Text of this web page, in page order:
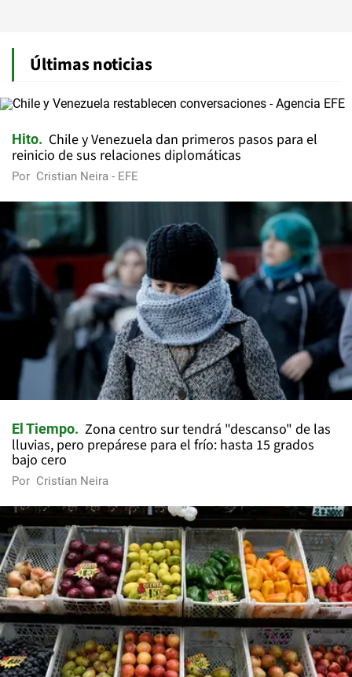
Últimas noticias
Hito
Chile y Venezuela dan primeros pasos para el
reinicio de sus relaciones diplomáticas
Por Cristian Neira - EFE
El Tiempo
Zona centro sur tendrá "descanso" de las
lluvias, pero prepárese para el frío: hasta 15 grados
bajo cero
Por Cristian Neira